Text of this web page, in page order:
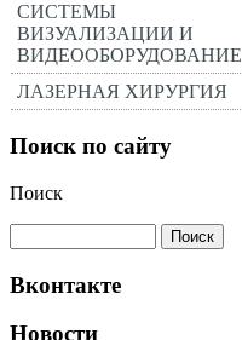
СИСТЕМЫ
ВИЗУАЛИЗАЦИИ И
ВИДЕООБОРУДОВАНИЕ
ЛАЗЕРНАЯ ХИРУРГИЯ
Поиск по сайту
Поиск
Вконтакте
Новости